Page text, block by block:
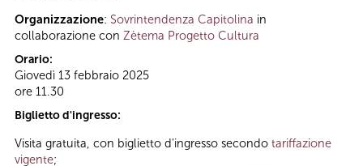
Organizzazione: Sovrintendenza Capitolina in
collaborazione con Zètema Progetto Cultura
Orario:
Giovedì 13 febbraio 2025
ore 11.30
Biglietto d'ingresso:
Visita gratuita, con biglietto d'ingresso secondo tariffazione
vigente;